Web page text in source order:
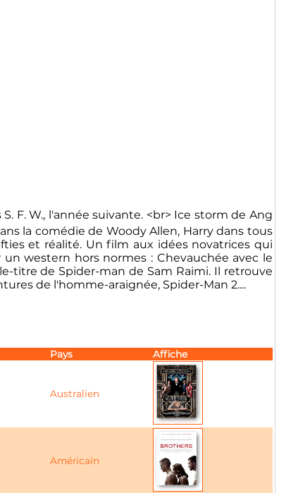
F. W., l'année suivante. <br> Ice storm de Ang
la comédie de Woody Allen, Harry dans tous
et réalité. Un film aux idées novatrices qui
western hors normes : Chevauchée avec le
titre de Spider-man de Sam Raimi. Il retrouve
de l'homme-araignée, Spider-Man 2....
Pays Affiche
Australien
Américain